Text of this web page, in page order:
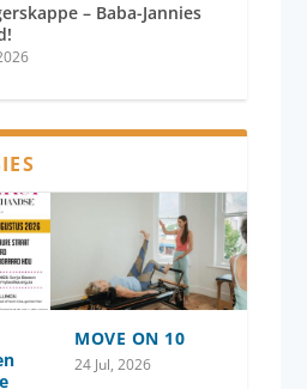
– Baba-Jannies
MOVE ON 10
24 Jul, 2026